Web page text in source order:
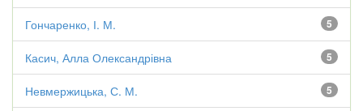
5
Гончаренко, І. М.
5
Касич, Алла Олександрівна
5
Невмержицька, С. М.